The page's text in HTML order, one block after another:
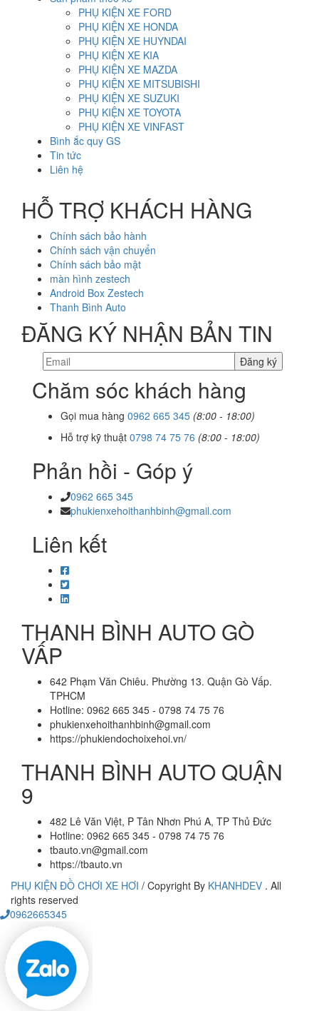
PHỤ KIỆN XE FORD
PHỤ KIỆN XE HONDA
PHỤ KIỆN XE HUYNDAI
PHỤ KIỆN XE KIA
PHỤ KIỆN XE MAZDA
PHỤ KIỆN XE MITSUBISHI
PHỤ KIỆN XE SUZUKI
PHỤ KIỆN XE TOYOTA
PHỤ KIỆN XE VINFAST
Bình ắc quy GS
Tin tức
Liên hệ
HỖ TRỢ KHÁCH HÀNG
Chính sách bảo hành
Chính sách vận chuyển
Chính sách bảo mật
màn hình zestech
Android Box Zestech
Thanh Bình Auto
ĐĂNG KÝ NHẬN BẢN TIN
Chăm sóc khách hàng
Gọi mua hàng 0962 665 345 (8:00 - 18:00)
Hỗ trợ kỹ thuật 0798 74 75 76 (8:00 - 18:00)
Phản hồi - Góp ý
0962 665 345
phukienxehoithanhbinh@gmail.com
Liên kết
THANH BÌNH AUTO GÒ
VẤP
642 Phạm Văn Chiêu. Phường 13. Quận Gò Vấp.
TPHCM
Hotline: 0962 665 345 - 0798 74 75 76
phukienxehoithanhbinh@gmail.com
https://phukiendochoixehoi.vn/
THANH BÌNH AUTO QUẬN
9
482 Lê Văn Việt, P Tân Nhơn Phú A, TP Thủ Đức
Hotline: 0962 665 345 - 0798 74 75 76
tbauto.vn@gmail.com
https://tbauto.vn
PHỤ KIỆN ĐỒ CHƠI XE HƠI / Copyright By KHANHDEV . All
rights reserved
0962665345